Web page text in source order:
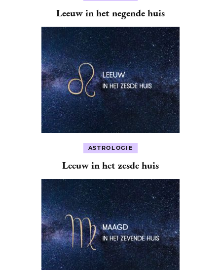
Leeuw in het negende huis
ASTROLOGIE
Leeuw in het zesde huis